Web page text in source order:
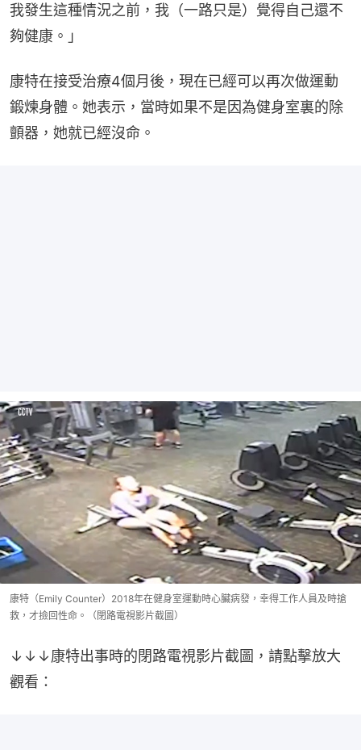
我發生這種情況之前，我（一路只是）覺得自己還不
夠健康。」
康特在接受治療4個月後，現在已經可以再次做運動
鍛煉身體。她表示，當時如果不是因為健身室裏的除
顫器，她就已經沒命。
康特（Emily Counter）2018年在健身室運動時心臟病發，幸得工作人員及時搶
救，才撿回性命。（閉路電視影片截圖）
↓↓↓康特出事時的閉路電視影片截圖，請點擊放大
觀看：